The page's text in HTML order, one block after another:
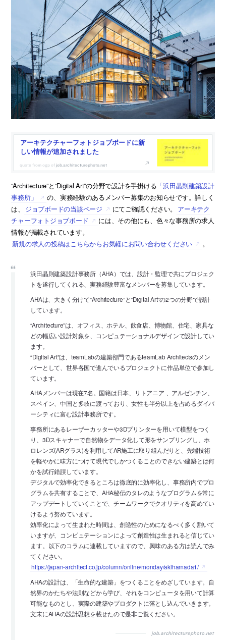
アーキテクチャーフォトジョブボードに新
しい情報が追加されました
job.architecturephoto.net
“Architecture”と“Digital Art”の分野で設計を手掛ける 「浜田晶則建築設計
事務所」
の、実務経験のあるメンバー募集のお知らせです。詳しく
は、
ジョブボードの当該ページ にてご確認ください。
アーキテク
チャーフォトジョブボード
には、その他にも、色々な事務所の求人
情報が掲載されています。
新規の求人の投稿はこちらからお気軽にお問い合わせください
。
浜田晶則建築設計事務所（AHA）では、設計・監理で共にプロジェク
トを遂行してくれる、実務経験豊富なメンバーを募集しています。
AHAは、大きく分けて”Architecture”と”Digital Art”の2つの分野で設計
しています。
“Architecture”は、オフィス、ホテル、飲食店、博物館、住宅、家具な
どの幅広い設計対象を、コンピュテーショナルデザインで設計してい
ます。
“Digital Art”は、teamLabの建築部門であるteamLab Architectsのメン
バーとして、世界各国で進んでいるプロジェクトに作品単位で参加し
ています。
AHAメンバーは現在7名。国籍は日本、リトアニア 、アルゼンチン、
スペイン、中国と多岐に渡っており、女性も半分以上を占めるダイバ
ーシティに富む設計事務所です。
事務所にあるレーザーカッターや3Dプリンターを用いて模型をつく
り、3Dスキャナーで自然物をデータ化して形をサンプリングし、ホ
ロレンズ(ARグラス)を利用してAR施工に取り組んだりと、先端技術
を軽やかに味方につけて現代でしかつくることのできない建築とは何
かを試行錯誤しています。
デジタルで効率化できるところは徹底的に効率化し、事務所内でプロ
グラムを共有することで、AHA秘伝のタレのようなプログラムを常に
アップデートしていくことで、チームワークでクオリティを高めてい
けるよう努めています。
効率化によって生まれた時間は、創造性のためになるべく多く割いて
いますが、コンピュテーションによって創造性は生まれると信じてい
ます。以下のコラムに連載していますので、興味のある方は読んでみ
てください。
https://japan-architect.co.jp/column/online/monday/akihamada1/
AHAの設計は、「生命的な建築」をつくることをめざしています。自
然界のかたちや法則などから学び、それをコンピュータを用いて計算
可能なものとし、実際の建築やプロダクトに落とし込んでいきます。
文末にAHAの設計思想を載せたので是非ご覧ください。
job.architecturephoto.net